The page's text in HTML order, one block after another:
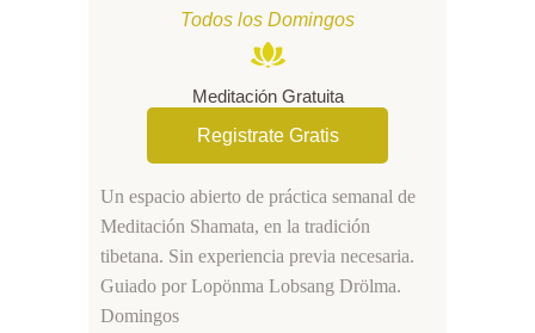
Todos los Domingos
Meditación Gratuita
Registrate Gratis
Un espacio abierto de práctica semanal de
Meditación Shamata, en la tradición
tibetana. Sin experiencia previa necesaria.
Guiado por Lopönma Lobsang Drölma.
Domingos